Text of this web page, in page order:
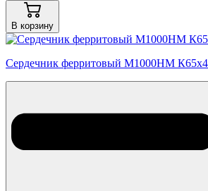
В корзину
Сердечник ферритовый М1000НМ